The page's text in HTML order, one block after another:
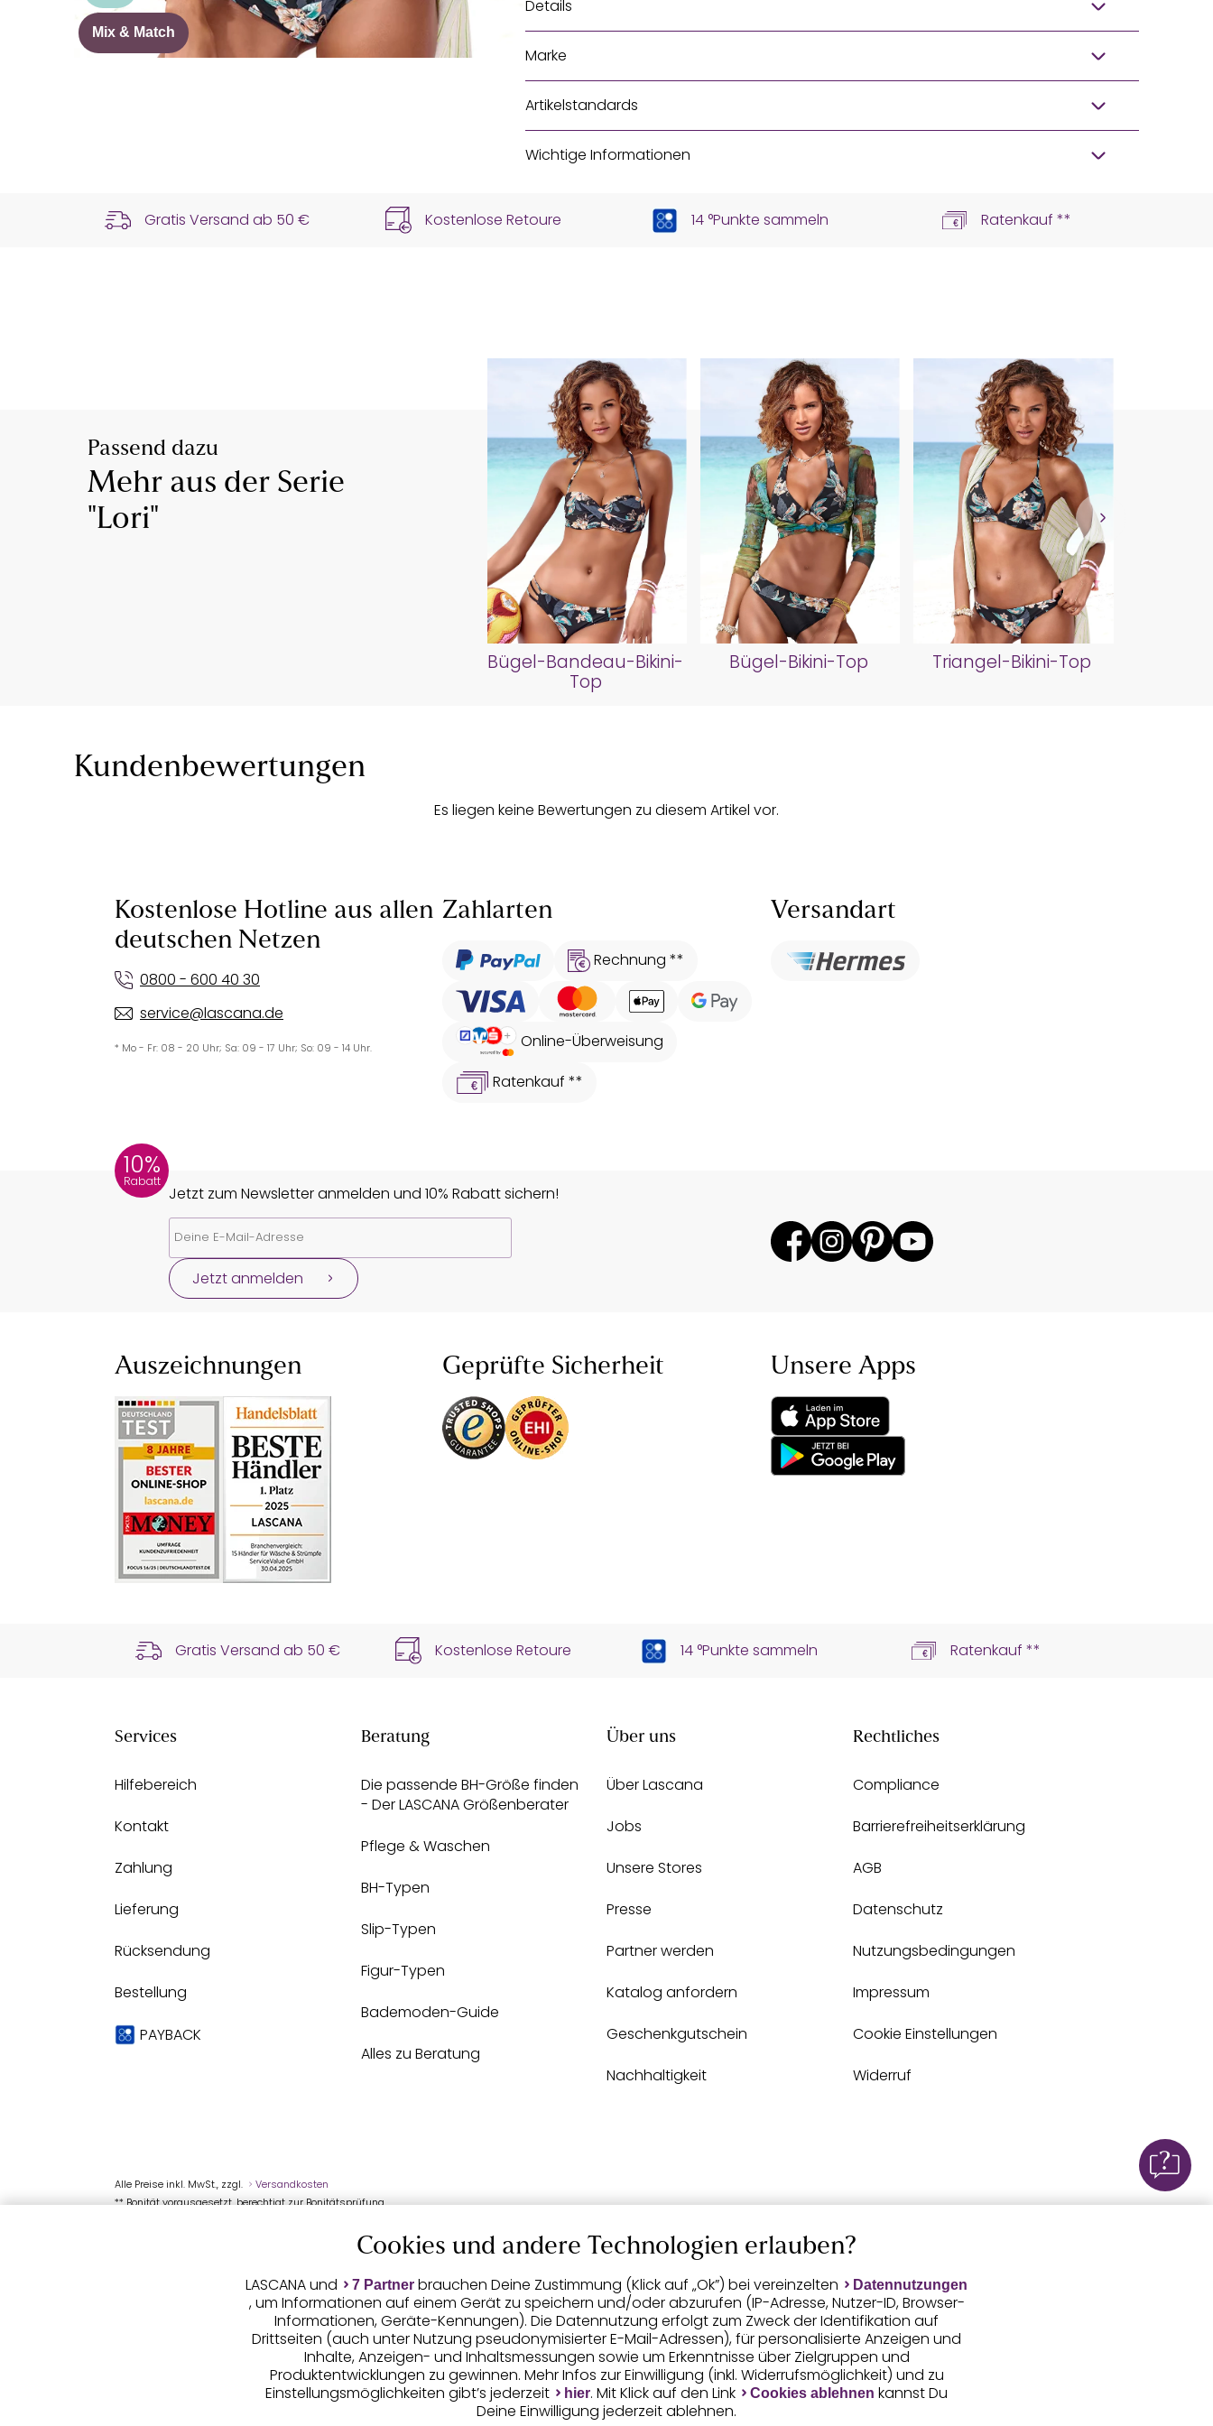
Mix & Match
Details
Marke
Artikelstandards
Wichtige Informationen
Gratis Versand ab 50 € Kostenlose Retoure 14 °Punkte sammeln Ratenkauf **
Passend dazu
Mehr aus der Serie
"Lori"
Bügel-Bandeau-Bikini-
Top
Bügel-Bikini-Top Triangel-Bikini-Top
Kundenbewertungen
Es liegen keine Bewertungen zu diesem Artikel vor.
Kostenlose Hotline aus allen
deutschen Netzen
0800 - 600 40 30
service@lascana.de
* Mo - Fr: 08 - 20 Uhr; Sa: 09 - 17 Uhr; So: 09 - 14 Uhr.
Zahlarten
Rechnung **
Online-Überweisung
Ratenkauf **
Versandart
10%
Rabatt
Jetzt zum Newsletter anmelden und 10% Rabatt sichern!
Jetzt anmelden
Auszeichnungen Geprüfte Sicherheit Unsere Apps
Gratis Versand ab 50 € Kostenlose Retoure 14 °Punkte sammeln Ratenkauf **
Services
Hilfebereich
Kontakt
Zahlung
Lieferung
Rücksendung
Bestellung
PAYBACK
Beratung
Die passende BH-Größe finden
- Der LASCANA Größenberater
Pflege & Waschen
BH-Typen
Slip-Typen
Figur-Typen
Bademoden-Guide
Alles zu Beratung
Über uns
Über Lascana
Jobs
Unsere Stores
Presse
Partner werden
Katalog anfordern
Geschenkgutschein
Nachhaltigkeit
Rechtliches
Compliance
Barrierefreiheitserklärung
AGB
Datenschutz
Nutzungsbedingungen
Impressum
Cookie Einstellungen
Widerruf
Alle Preise inkl. MwSt., zzgl.
Versandkosten
** Bonität vorausgesetzt, berechtigt zur Bonitätsprüfung
Cookies und andere Technologien erlauben?
LASCANA und 7 Partner brauchen Deine Zustimmung (Klick auf „Ok”) bei vereinzelten Datennutzungen
, um Informationen auf einem Gerät zu speichern und/oder abzurufen (IP-Adresse, Nutzer-ID, Browser-
Informationen, Geräte-Kennungen). Die Datennutzung erfolgt zum Zweck der Identifikation auf
Drittseiten (auch unter Nutzung pseudonymisierter E-Mail-Adressen), für personalisierte Anzeigen und
Inhalte, Anzeigen- und Inhaltsmessungen sowie um Erkenntnisse über Zielgruppen und
Produktentwicklungen zu gewinnen. Mehr Infos zur Einwilligung (inkl. Widerrufsmöglichkeit) und zu
Einstellungsmöglichkeiten gibt’s jederzeit
hier. Mit Klick auf den Link Cookies ablehnen kannst Du
Deine Einwilligung jederzeit ablehnen.